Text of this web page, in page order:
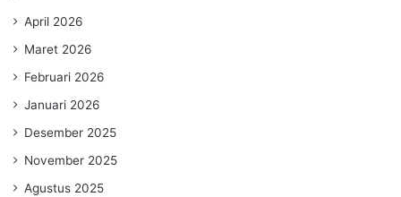
April 2026
Maret 2026
Februari 2026
Januari 2026
Desember 2025
November 2025
Agustus 2025